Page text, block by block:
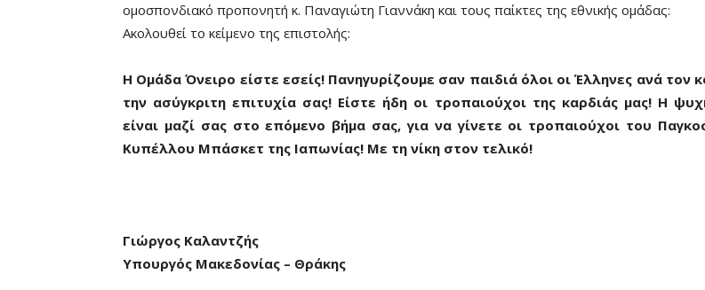
ομοσπονδιακό προπονητή κ. Παναγιώτη Γιαννάκη και τους παίκτες της εθνικής ομάδας:
Ακολουθεί το κείμενο της επιστολής:
H Ομάδα Όνειρο είστε εσείς! Πανηγυρίζουμε σαν παιδιά όλοι οι Έλληνες ανά τον
την ασύγκριτη επιτυχία σας! Είστε ήδη οι τροπαιούχοι της καρδιάς μας! Η
είναι μαζί σας στο επόμενο βήμα σας, για να γίνετε οι τροπαιούχοι του
Κυπέλλου Μπάσκετ της Ιαπωνίας! Με τη νίκη στον τελικό!
Γιώργος Καλαντζής
Υπουργός Μακεδονίας – Θράκης